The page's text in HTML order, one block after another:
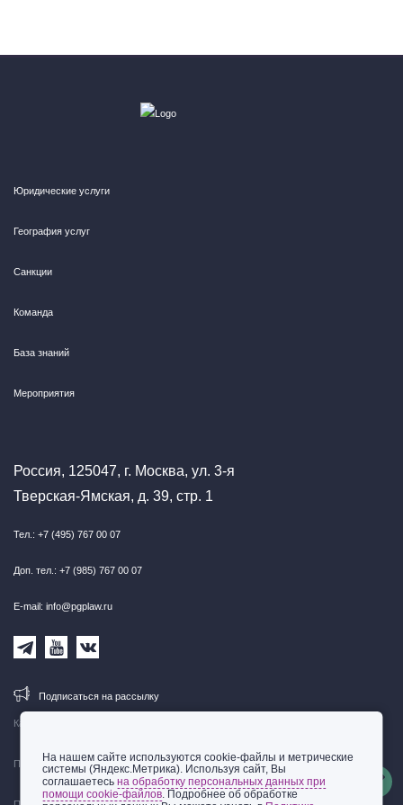
Карта сайта
Правовая информация
Юридические услуги
География услуг
Санкции
Команда
База знаний
Мероприятия
Россия, 125047, г. Москва, ул. 3-я
Тверская-Ямская, д. 39, стр. 1
Тел.: +7 (495) 767 00 07
Доп. тел.: +7 (985) 767 00 07
E-mail: info@pgplaw.ru
Подписаться на рассылку
На нашем сайте используются cookie-файлы и метрические
системы (Яндекс.Метрика). Используя сайт, Вы
соглашаетесьна обработку персональных данных при
помощи cookie-файлов. Подробнее об обработке